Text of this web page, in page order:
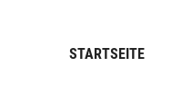
STARTSEITE